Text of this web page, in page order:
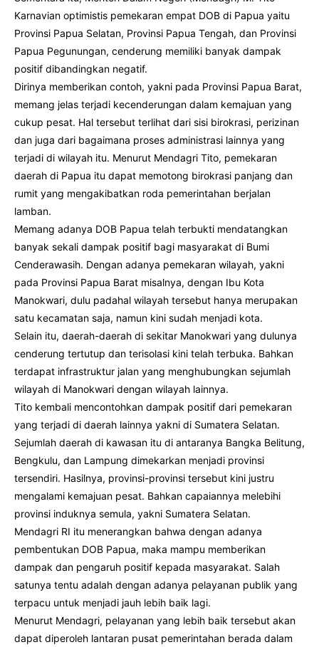
Karnavian optimistis pemekaran empat DOB di Papua yaitu
Provinsi Papua Selatan, Provinsi Papua Tengah, dan Provinsi
Papua Pegunungan, cenderung memiliki banyak dampak
positif dibandingkan negatif.
Dirinya memberikan contoh, yakni pada Provinsi Papua Barat,
memang jelas terjadi kecenderungan dalam kemajuan yang
cukup pesat. Hal tersebut terlihat dari sisi birokrasi, perizinan
dan juga dari bagaimana proses administrasi lainnya yang
terjadi di wilayah itu. Menurut Mendagri Tito, pemekaran
daerah di Papua itu dapat memotong birokrasi panjang dan
rumit yang mengakibatkan roda pemerintahan berjalan
lamban.
Memang adanya DOB Papua telah terbukti mendatangkan
banyak sekali dampak positif bagi masyarakat di Bumi
Cenderawasih. Dengan adanya pemekaran wilayah, yakni
pada Provinsi Papua Barat misalnya, dengan Ibu Kota
Manokwari, dulu padahal wilayah tersebut hanya merupakan
satu kecamatan saja, namun kini sudah menjadi kota.
Selain itu, daerah-daerah di sekitar Manokwari yang dulunya
cenderung tertutup dan terisolasi kini telah terbuka. Bahkan
terdapat infrastruktur jalan yang menghubungkan sejumlah
wilayah di Manokwari dengan wilayah lainnya.
Tito kembali mencontohkan dampak positif dari pemekaran
yang terjadi di daerah lainnya yakni di Sumatera Selatan.
Sejumlah daerah di kawasan itu di antaranya Bangka Belitung,
Bengkulu, dan Lampung dimekarkan menjadi provinsi
tersendiri. Hasilnya, provinsi-provinsi tersebut kini justru
mengalami kemajuan pesat. Bahkan capaiannya melebihi
provinsi induknya semula, yakni Sumatera Selatan.
Mendagri RI itu menerangkan bahwa dengan adanya
pembentukan DOB Papua, maka mampu memberikan
dampak dan pengaruh positif kepada masyarakat. Salah
satunya tentu adalah dengan adanya pelayanan publik yang
terpacu untuk menjadi jauh lebih baik lagi.
Menurut Mendagri, pelayanan yang lebih baik tersebut akan
dapat diperoleh lantaran pusat pemerintahan berada dalam